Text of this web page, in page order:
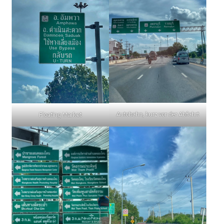
Floating Market Autobahn, kurz vor der Abfahrt